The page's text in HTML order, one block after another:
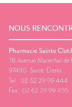
NOUS
Pharmacie Sainte
78 Avenue Maréchal de
97490 Saint-Denis
Tel : 02 62 29 99 444
Fax : 02 62 29 99 455